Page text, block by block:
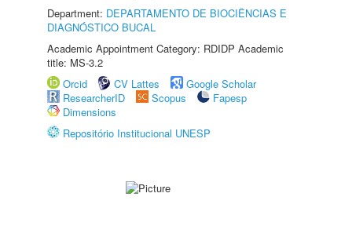
Department: DEPARTAMENTO DE BIOCIÊNCIAS E
DIAGNÓSTICO BUCAL
Academic Appointment Category: RDIDP Academic
title: MS-3.2
Orcid
CV Lattes
Google Scholar
ResearcherID
Scopus
Fapesp
Dimensions
Repositório Institucional UNESP